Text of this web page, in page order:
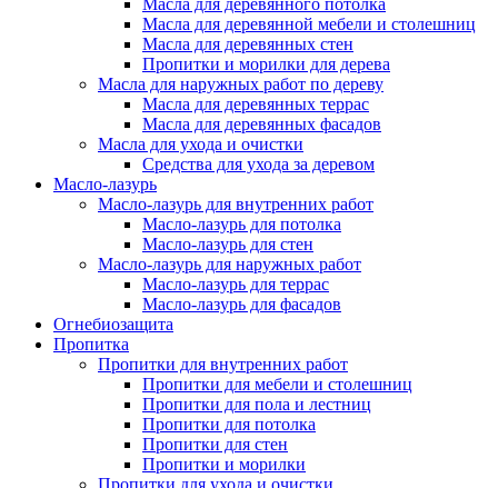
Масла для деревянного потолка
Масла для деревянной мебели и столешниц
Масла для деревянных стен
Пропитки и морилки для дерева
Масла для наружных работ по дереву
Масла для деревянных террас
Масла для деревянных фасадов
Масла для ухода и очистки
Средства для ухода за деревом
Масло-лазурь
Масло-лазурь для внутренних работ
Масло-лазурь для потолка
Масло-лазурь для стен
Масло-лазурь для наружных работ
Масло-лазурь для террас
Масло-лазурь для фасадов
Огнебиозащита
Пропитка
Пропитки для внутренних работ
Пропитки для мебели и столешниц
Пропитки для пола и лестниц
Пропитки для потолка
Пропитки для стен
Пропитки и морилки
Пропитки для ухода и очистки